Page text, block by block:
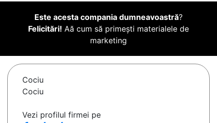
Este acesta compania dumneavoastră?
Felicitări! Aă cum să primești materialele de
marketing
Cociu
Cociu
Vezi profilul firmei pe